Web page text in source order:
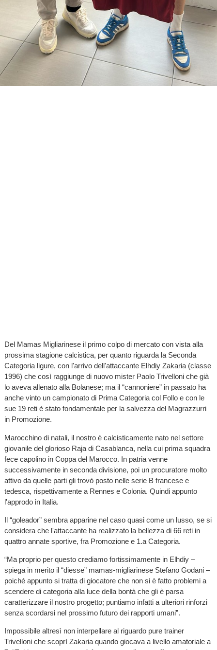
Del Mamas Migliarinese il primo colpo di mercato con vista alla
prossima stagione calcistica, per quanto riguarda la Seconda
Categoria ligure, con l'arrivo dell'attaccante Elhdiy Zakaria (classe
1996) che così raggiunge di nuovo mister Paolo Trivelloni che già
lo aveva allenato alla Bolanese; ma il “cannoniere” in passato ha
anche vinto un campionato di Prima Categoria col Follo e con le
sue 19 reti è stato fondamentale per la salvezza del Magrazzurri
in Promozione.
Marocchino di natali, il nostro è calcisticamente nato nel settore
giovanile del glorioso Raja di Casablanca, nella cui prima squadra
fece capolino in Coppa del Marocco. In patria venne
successivamente in seconda divisione, poi un procuratore molto
attivo da quelle parti gli trovò posto nelle serie B francese e
tedesca, rispettivamente a Rennes e Colonia. Quindi appunto
l'approdo in Italia.
Il “goleador” sembra apparine nel caso quasi come un lusso, se si
considera che l'attaccante ha realizzato la bellezza di 66 reti in
quattro annate sportive, fra Promozione e 1.a Categoria.
“Ma proprio per questo crediamo fortissimamente in Elhdiy –
spiega in merito il “diesse” mamas-migliarinese Stefano Godani –
poiché appunto si tratta di giocatore che non si è fatto problemi a
scendere di categoria alla luce della bontà che gli è parsa
caratterizzare il nostro progetto; puntiamo infatti a ulteriori rinforzi
senza scordarsi nel prossimo futuro dei rapporti umani”.
Impossibile altresì non interpellare al riguardo pure trainer
Trivelloni che scoprì Zakaria quando giocava a livello amatoriale a